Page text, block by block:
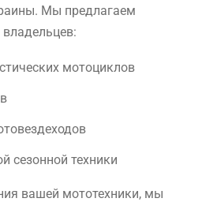
Мы предлагаем
мотоциклов
сезонной техники
вашей мототехники, мы